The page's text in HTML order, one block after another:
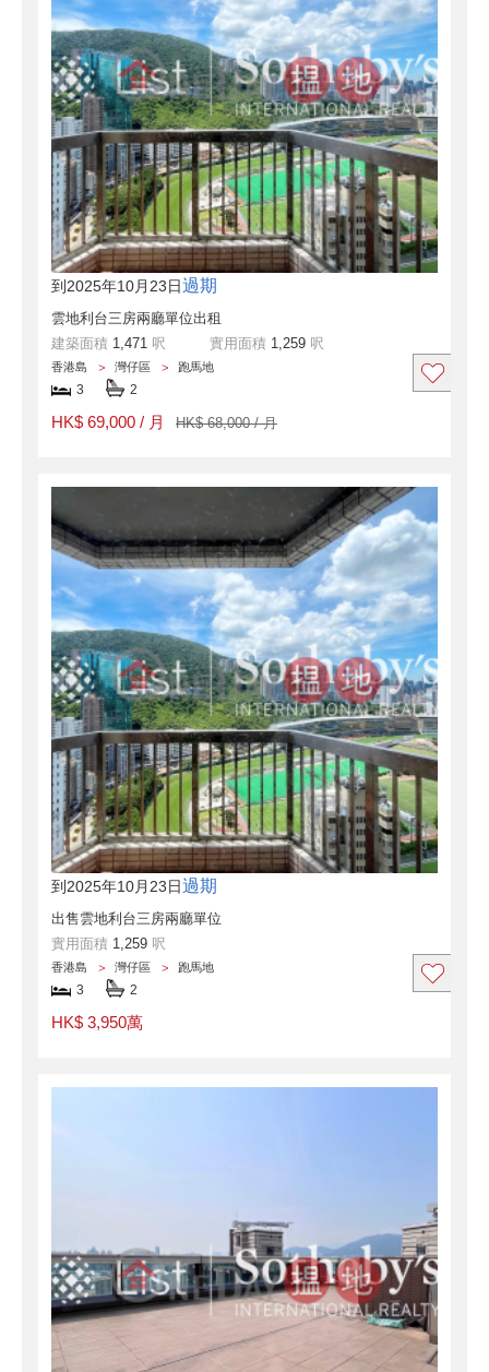
到2025年10月23日過期
雲地利台三房兩廳單位出租
建築面積 1,471 呎 實用面積 1,259 呎
香港島 灣仔區 跑馬地
3 2
HK$ 69,000 / 月 HK$ 68,000 / 月
到2025年10月23日過期
出售雲地利台三房兩廳單位
實用面積 1,259 呎
香港島 灣仔區 跑馬地
3 2
HK$ 3,950萬